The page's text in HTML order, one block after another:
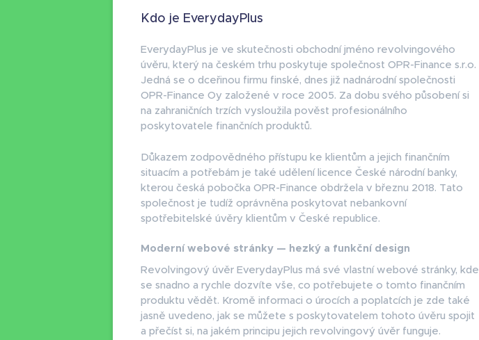
Kdo je EverydayPlus
EverydayPlus je ve skutečnosti obchodní jméno revolvingového
úvěru, který na českém trhu poskytuje společnost OPR-Finance s.r.o.
Jedná se o dceřinou firmu finské, dnes již nadnárodní společnosti
OPR-Finance Oy založené v roce 2005. Za dobu svého působení si
na zahraničních trzích vysloužila pověst profesionálního
poskytovatele finančních produktů.
Důkazem zodpovědného přístupu ke klientům a jejich finančním
situacím a potřebám je také udělení licence České národní banky,
kterou česká pobočka OPR-Finance obdržela v březnu 2018. Tato
společnost je tudíž oprávněna poskytovat nebankovní
spotřebitelské úvěry klientům v České republice.
Moderní webové stránky — hezký a funkční design
Revolvingový úvěr EverydayPlus má své vlastní webové stránky, kde
se snadno a rychle dozvíte vše, co potřebujete o tomto finančním
produktu vědět. Kromě informaci o úrocích a poplatcích je zde také
jasně uvedeno, jak se můžete s poskytovatelem tohoto úvěru spojit
a přečíst si, na jakém principu jejich revolvingový úvěr funguje.